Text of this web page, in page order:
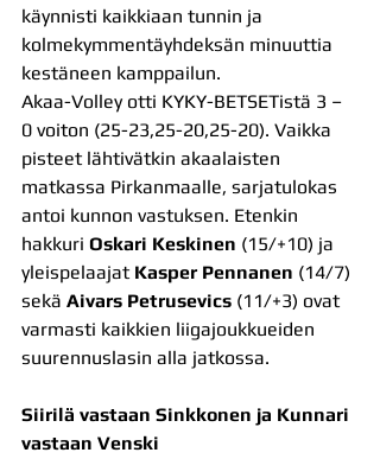
käynnisti kaikkiaan tunnin ja
kolmekymmentäyhdeksän minuuttia
kestäneen kamppailun.
Akaa-Volley otti KYKY-BETSETistä 3 –
0 voiton (25-23,25-20,25-20). Vaikka
pisteet lähtivätkin akaalaisten
matkassa Pirkanmaalle, sarjatulokas
antoi kunnon vastuksen. Etenkin
hakkuri Oskari Keskinen (15/+10) ja
yleispelaajat Kasper Pennanen (14/7)
sekä Aivars Petrusevics (11/+3) ovat
varmasti kaikkien liigajoukkueiden
suurennuslasin alla jatkossa.
Siirilä vastaan Sinkkonen ja Kunnari
vastaan Venski